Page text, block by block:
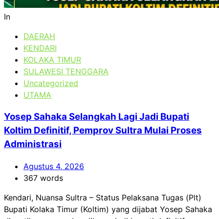
In
DAERAH
KENDARI
KOLAKA TIMUR
SULAWESI TENGGARA
Uncategorized
UTAMA
Yosep Sahaka Selangkah Lagi Jadi Bupati
Koltim Definitif, Pemprov Sultra Mulai Proses
Administrasi
Agustus 4, 2026
367 words
Kendari, Nuansa Sultra – Status Pelaksana Tugas (Plt)
Bupati Kolaka Timur (Koltim) yang dijabat Yosep Sahaka